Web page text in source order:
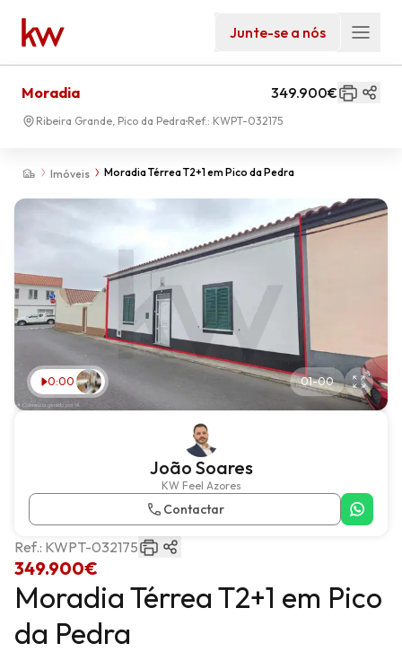
Junte-se a nós
Imóveis Moradia Térrea T2+1 em Pico da Pedra
Moradia 349.900€
Ribeira Grande, Pico da Pedra Ref.: KWPT-032175
0:00 01-00
João Soares
KW Feel Azores
Contactar
349.900€
Ref.: KWPT-032175
Moradia Térrea T2+1 em Pico
da Pedra